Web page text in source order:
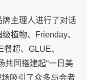
主理人进行了对话
植物、Frienday、
超、GLUE、
共同搭建起“一日美
吸引了众多与会者